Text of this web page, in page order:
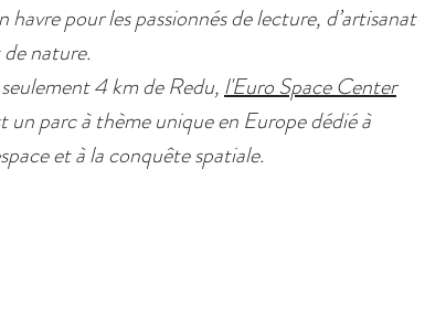
havre pour les passionnés de lecture, d’artisanat
nature.
4 km de Redu,l'Euro Space Center
un parc à thème unique en Europe dédié à
et à la conquête spatiale.